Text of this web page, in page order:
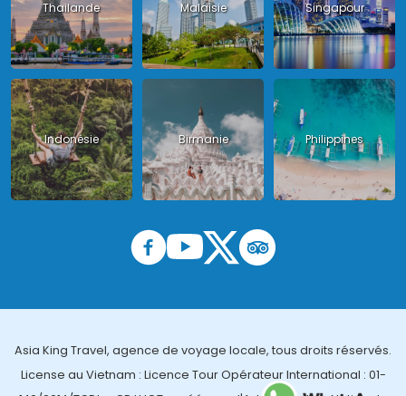
Thailande Malaisie Singapour
Indonésie Birmanie Philippines
Asia King Travel, agence de voyage locale, tous droits réservés.
License au Vietnam : Licence Tour Opérateur International : 01-